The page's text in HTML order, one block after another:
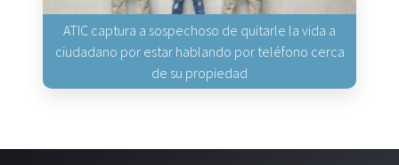
ATIC captura a sospechoso de quitarle la vida a
ciudadano por estar hablando por teléfono cerca
de su propiedad